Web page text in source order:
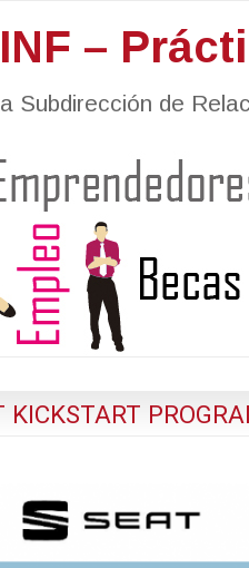
–
Subdirección de
KICKSTART